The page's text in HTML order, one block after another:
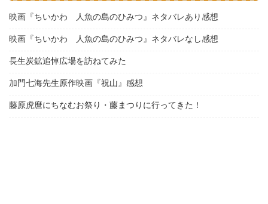
映画『ちいかわ 人魚の島のひみつ』ネタバレあり感想
映画『ちいかわ 人魚の島のひみつ』ネタバレなし感想
長生炭鉱追悼広場を訪ねてみた
加門七海先生原作映画『祝山』感想
藤原虎麿にちなむお祭り・藤まつりに行ってきた！